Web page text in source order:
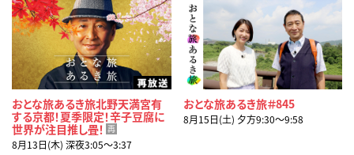
おとな旅あるき旅北野天満宮有
する京都！夏季限定！辛子豆腐に
世界が注目推し畳！ 再
8月13日(木) 深夜3:05〜3:37
おとな旅あるき旅＃845
8月15日(土) 夕方9:30〜9:58